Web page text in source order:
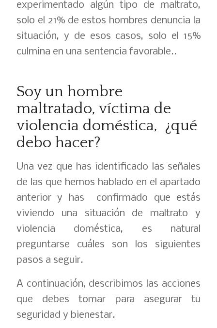
experimentado algún tipo de maltrato,
solo el 21% de estos hombres denuncia la
situación, y de esos casos, solo el 15%
culmina en una sentencia favorable..
Soy un hombre
maltratado, víctima de
violencia doméstica, ¿qué
debo hacer?
Una vez que has identificado las señales
de las que hemos hablado en el apartado
anterior y has confirmado que estás
viviendo una situación de maltrato y
violencia doméstica, es natural
preguntarse cuáles son los siguientes
pasos a seguir.
A continuación, describimos las acciones
que debes tomar para asegurar tu
seguridad y bienestar.